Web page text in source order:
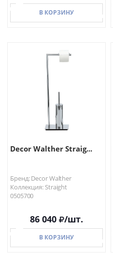
В КОРЗИНУ
В КОРЗИНУ
Decor Walther Straig...
Бренд: Decor Walther
Коллекция: Straight
0505700
86 040 /шт.
В КОРЗИНУ